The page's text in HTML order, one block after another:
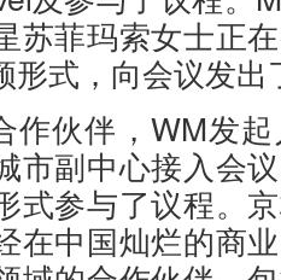
苏菲玛索女士正
形式，向会议发出
作伙伴，WM发
市副中心接入会
式参与了议程。
在中国灿烂的商